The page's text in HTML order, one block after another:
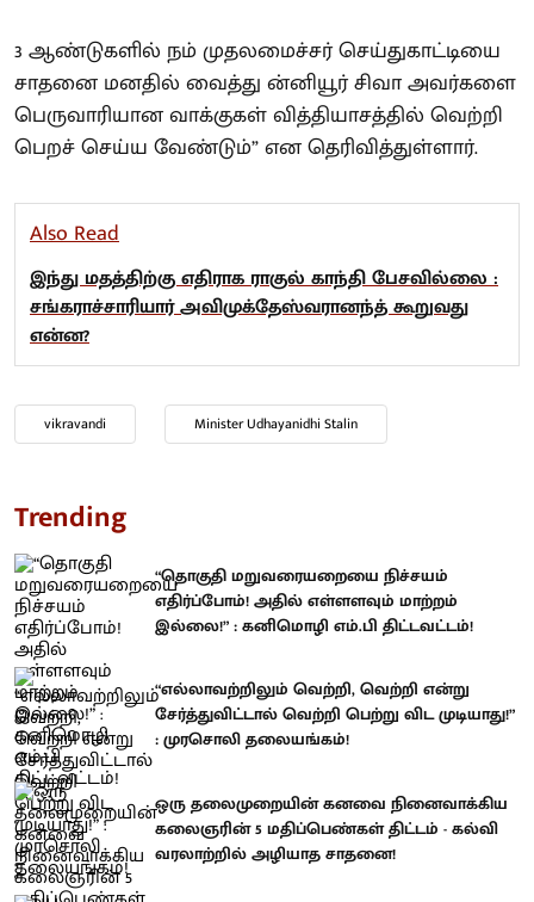
3 ஆண்டுகளில் நம் முதலமைச்சர் செய்துகாட்டியை
சாதனை மனதில் வைத்து ன்னியூர் சிவா அவர்களை
பெருவாரியான வாக்குகள் வித்தியாசத்தில் வெற்றி
பெறச் செய்ய வேண்டும்” என தெரிவித்துள்ளார்.
Also Read
இந்து மதத்திற்கு எதிராக ராகுல் காந்தி பேசவில்லை :
சங்கராச்சாரியார் அவிமுக்தேஸ்வரானந்த் கூறுவது
என்ன?
vikravandi Minister Udhayanidhi Stalin
Trending
“தொகுதி மறுவரையறையை நிச்சயம்
எதிர்ப்போம்! அதில் எள்ளளவும் மாற்றம்
இல்லை!” : கனிமொழி எம்.பி திட்டவட்டம்!
“எல்லாவற்றிலும் வெற்றி, வெற்றி என்று
சேர்த்துவிட்டால் வெற்றி பெற்று விட முடியாது!”
: முரசொலி தலையங்கம்!
ஒரு தலைமுறையின் கனவை நினைவாக்கிய
கலைஞரின் 5 மதிப்பெண்கள் திட்டம் - கல்வி
வரலாற்றில் அழியாத சாதனை!